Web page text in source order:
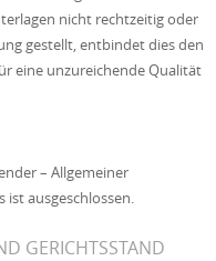
nicht rechtzeitig oder
gestellt, entbindet dies den
eine unzureichende Qualität
– Allgemeiner
ist ausgeschlossen.
GERICHTSSTAND